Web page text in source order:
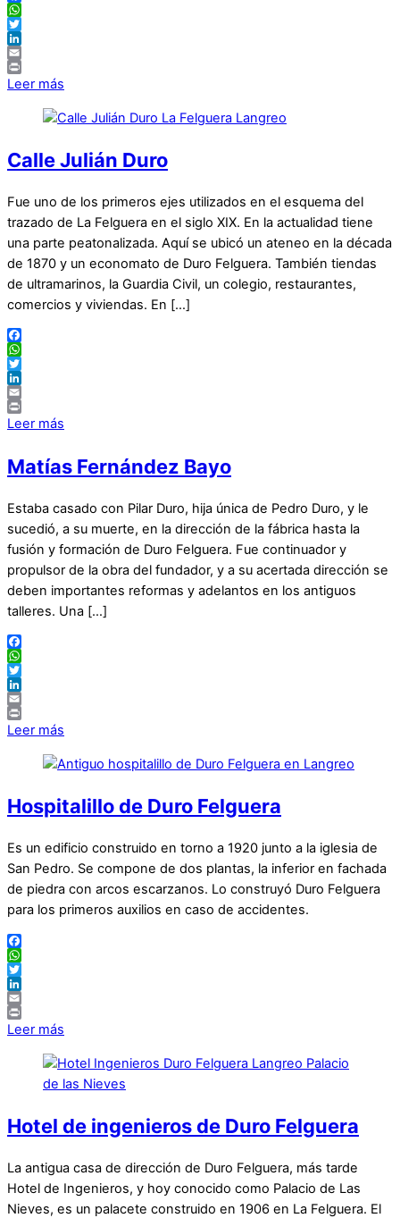
Facebook
WhatsApp
Twitter
LinkedIn
Email
Print
Leer más
Calle Julián Duro
Fue uno de los primeros ejes utilizados en el esquema del
trazado de La Felguera en el siglo XIX. En la actualidad tiene
una parte peatonalizada. Aquí se ubicó un ateneo en la década
de 1870 y un economato de Duro Felguera. También tiendas
de ultramarinos, la Guardia Civil, un colegio, restaurantes,
comercios y viviendas. En […]
Facebook
WhatsApp
Twitter
LinkedIn
Email
Print
Leer más
Matías Fernández Bayo
Estaba casado con Pilar Duro, hija única de Pedro Duro, y le
sucedió, a su muerte, en la dirección de la fábrica hasta la
fusión y formación de Duro Felguera. Fue continuador y
propulsor de la obra del fundador, y a su acertada dirección se
deben importantes reformas y adelantos en los antiguos
talleres. Una […]
Facebook
WhatsApp
Twitter
LinkedIn
Email
Print
Leer más
Hospitalillo de Duro Felguera
Es un edificio construido en torno a 1920 junto a la iglesia de
San Pedro. Se compone de dos plantas, la inferior en fachada
de piedra con arcos escarzanos. Lo construyó Duro Felguera
para los primeros auxilios en caso de accidentes.
Facebook
WhatsApp
Twitter
LinkedIn
Email
Print
Leer más
Hotel de ingenieros de Duro Felguera
La antigua casa de dirección de Duro Felguera, más tarde
Hotel de Ingenieros, y hoy conocido como Palacio de Las
Nieves, es un palacete construido en 1906 en La Felguera. El